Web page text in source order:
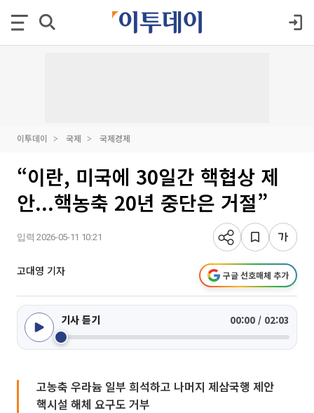
이투데이 국제 국제경제
“이란, 미국에 30일간 핵협상 제
안...핵농축 20년 중단은 거절”
입력 2026-05-11 10:21
고대영 기자 구글 선호매체 추가
기사 듣기 00:00 / 02:03
고농축 우라늄 일부 희석하고 나머지 제삼국행 제안
핵시설 해체 요구도 거부